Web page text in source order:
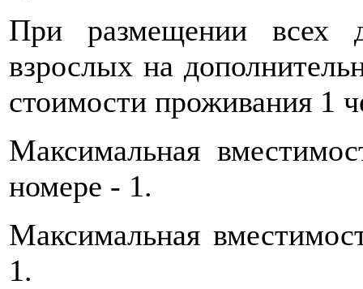
При размещении всех
взрослых на
стоимости проживания 1
Максимальная
номере - 1.
Максимальная
1.